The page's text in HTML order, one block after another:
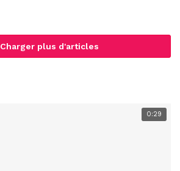
Charger plus d'articles
0:29